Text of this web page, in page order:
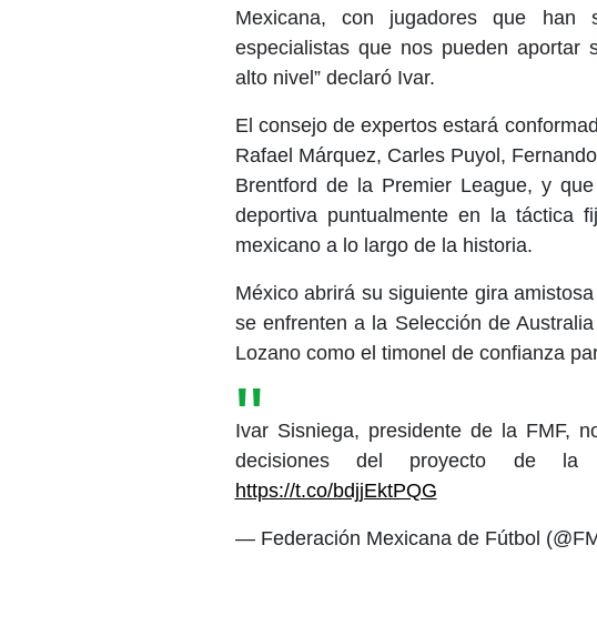
Mexicana, con jugadores que
especialistas que nos pueden aportar
alto nivel” declaró Ivar.
El consejo de expertos estará
Rafael Márquez, Carles Puyol,
Brentford de la Premier League, y
deportiva puntualmente en la táctica
mexicano a lo largo de la historia.
México abrirá su siguiente gira
se enfrenten a la Selección de
Lozano como el timonel de confianza
Ivar Sisniega, presidente de la FMF,
decisiones del proyecto de la
https://t.co/bdjjEktPQG
— Federación Mexicana de Fútbol